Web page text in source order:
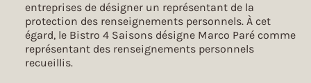
entreprises de désigner un représentant de la
protection des renseignements personnels. À cet
égard, le Bistro 4 Saisons désigne Marco Paré comme
représentant des renseignements personnels
recueillis.